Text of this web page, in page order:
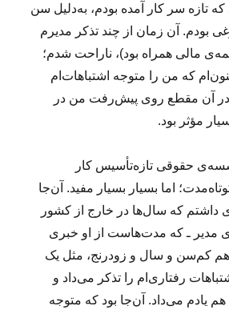
تازه سر کار آمده بودم، به‌دلیل سن
بودم. آن زمان از چند تذکر مدیرم
مالی همراه بود)، ناراحت شدم؛
که من را متوجه اشتباهات‌ام
در آن مقطع روی پیش‌رفت من در
مؤثر بود.
حقوقی تازه‌تأسیس کار
اما بسیار بسیار مفید. آن‌جا
داشتم که سال‌ها در خارج از کشور
مدیر ـ که مدت‌هاست از او خبری
هم کم‌سن و سال و زودرنج، مثل یک
رفتاری‌ام را تذکر می‌داد و
یادم می‌داد. آن‌جا بود که متوجه